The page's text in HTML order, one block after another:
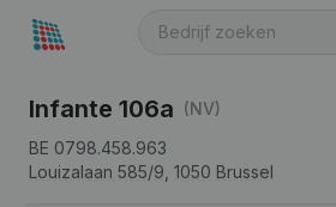
Infante 106a (NV)
BE 0798.458.963
Louizalaan 585/9, 1050 Brussel